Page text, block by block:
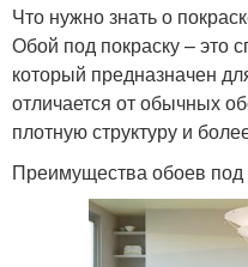
Что нужно знать о
Обой под покраску – это
который предназначен
отличается от обычных
плотную структуру и
Преимущества обоев под